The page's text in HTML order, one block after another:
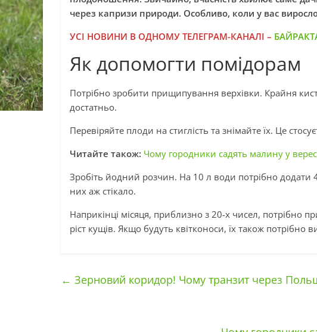
через капризи природи. Особливо, коли у вас
УСІ НОВИНИ В ОДНОМУ ТЕЛЕГРАМ-КАНАЛІ –
Як допомогти помідорам
Потрібно зробити прищипування верхівки. Крайня
достатньо.
Перевіряйте плоди на стиглість та знімайте їх. Це
Читайте також: Чому городники садять малину у
Зробіть йодний розчин. На 10 л води потрібно додати
них аж стікало.
Наприкінці місяця, приблизно з 20-х чисел, потрібно
ріст кущів. Якщо будуть квітконоси, їх також потрібно
← Зерновий коридор! Чому транзит через